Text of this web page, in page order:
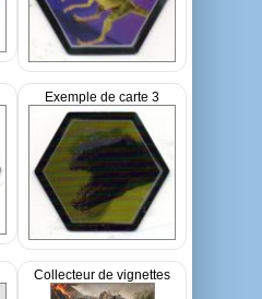
Exemple de carte 3
Collecteur de vignettes